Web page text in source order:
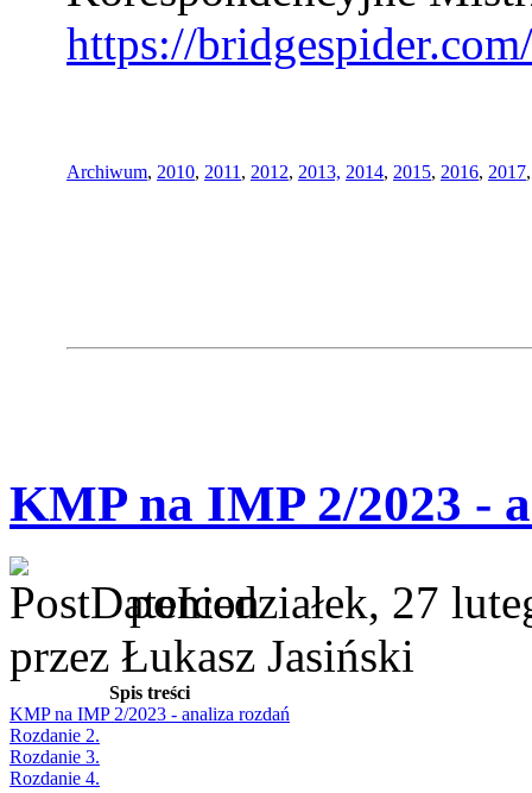
https://
Archiwum, 2010, 2011 , 2012, 2013, 2014, 2015, 2016, 2017
KMP na IMP 2/2023 -
poniedziałek, 27
przez Łukasz Jasiński
Spis treści
KMP na IMP 2/2023 - analiza rozdań
Rozdanie 2.
Rozdanie 3.
Rozdanie 4.